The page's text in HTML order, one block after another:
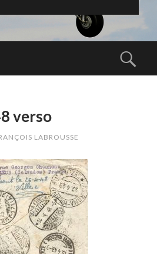
verso
LABROUSSE